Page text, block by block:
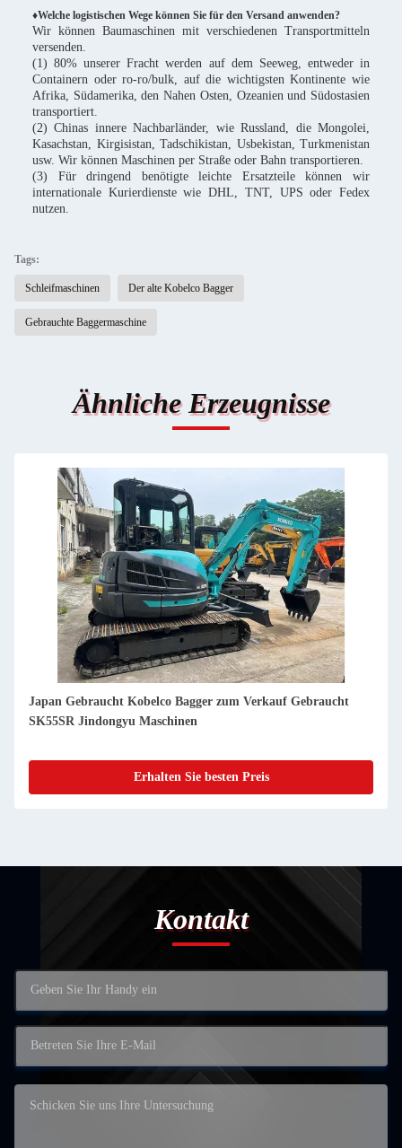
♦Welche logistischen Wege können Sie für den Versand anwenden?
Wir können Baumaschinen mit verschiedenen Transportmitteln
versenden.
(1) 80% unserer Fracht werden auf dem Seeweg, entweder in
Containern oder ro-ro/bulk, auf die wichtigsten Kontinente wie
Afrika, Südamerika, den Nahen Osten, Ozeanien und Südostasien
transportiert.
(2) Chinas innere Nachbarländer, wie Russland, die Mongolei,
Kasachstan, Kirgisistan, Tadschikistan, Usbekistan, Turkmenistan
usw. Wir können Maschinen per Straße oder Bahn transportieren.
(3) Für dringend benötigte leichte Ersatzteile können wir
internationale Kurierdienste wie DHL, TNT, UPS oder Fedex
nutzen.
Tags:
Schleifmaschinen Der alte Kobelco Bagger
Gebrauchte Baggermaschine
Ähnliche Erzeugnisse
Japan Gebraucht Kobelco Bagger zum Verkauf Gebraucht
SK70SR Jindongyu Maschinen
Erhalten Sie besten Preis
Kontakt